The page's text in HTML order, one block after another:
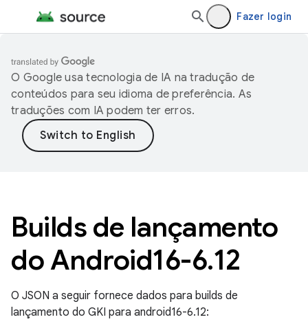
Fazer login
O Google usa tecnologia de IA na tradução de
conteúdos para seu idioma de preferência. As
traduções com IA podem ter erros.
Builds de lançamento
do Android16-6.12
O JSON a seguir fornece dados para builds de
lançamento do GKI para android16-6.12: